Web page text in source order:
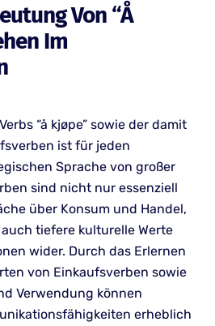
Von “Å
Im
“å kjøpe” sowie der damit
ist für jeden
Sprache von großer
sind nicht nur essenziell
über Konsum und Handel,
tiefere kulturelle Werte
wider. Durch das Erlernen
von Einkaufsverben sowie
Verwendung können
erheblich